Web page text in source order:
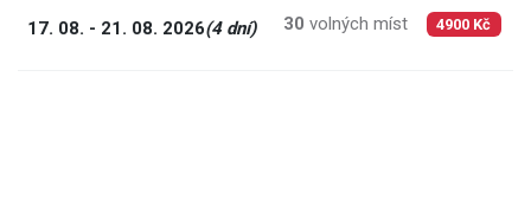
17. 08. - 21. 08. 2026(4 dní) 30 volných míst 4900 Kč